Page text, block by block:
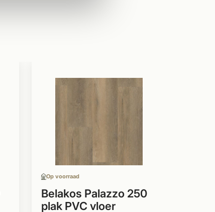
Op voorraad
Belakos Palazzo 250
plak PVC vloer